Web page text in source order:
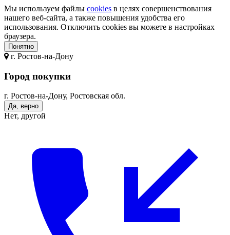
Мы используем файлы cookies в целях совершенствования
нашего веб-сайта, а также повышения удобства его
использования. Отключить cookies вы можете в настройках
браузера.
Понятно
г. Ростов-на-Дону
Город покупки
г. Ростов-на-Дону, Ростовская обл.
Да, верно
Нет, другой